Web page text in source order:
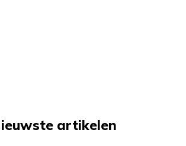
artikelen